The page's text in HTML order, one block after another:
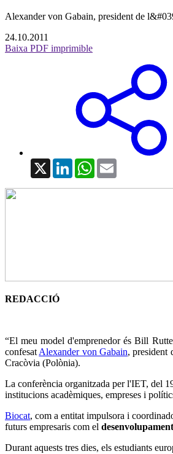
Alexander von Gabain, president de
24.10.2011
Baixa PDF imprimible
X LinkedInWhatsApp
REDACCIÓ
“El meu model d'emprenedor és Bill
confesatAlexander von Gabain, president
Cracòvia (Polònia).
La conferència organitzada per l'IET, del
institucions acadèmiques, empreses i
Biocat, com a entitat impulsora i
futurs empresaris com el
Durant aquests tres dies, els estudiants